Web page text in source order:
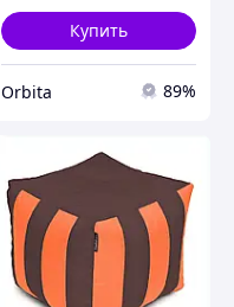
Купить
Orbita 89%